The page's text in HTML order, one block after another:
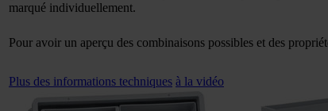
marqué individuellement.
Pour avoir un aperçu des combinaisons possibles et des
Plus des informations techniques à la vidéo